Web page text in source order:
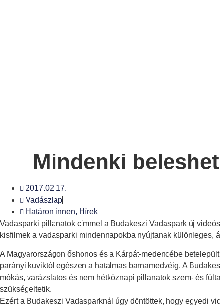
Mindenki
2017.02.17.
Vadászlap
Határon innen, Hírek
Vadasparki pillanatok címmel a Budakeszi Vadaspark új
kisfilmek a vadasparki mindennapokba nyújtanak különleges,
A Magyarországon őshonos és a Kárpát-medencébe
parányi kuviktól egészen a hatalmas barnamedvéig. A
mókás, varázslatos és nem hétköznapi pillanatok szem- és
szükségeltetik.
Ezért a Budakeszi Vadasparknál úgy döntöttek, hogy egyedi